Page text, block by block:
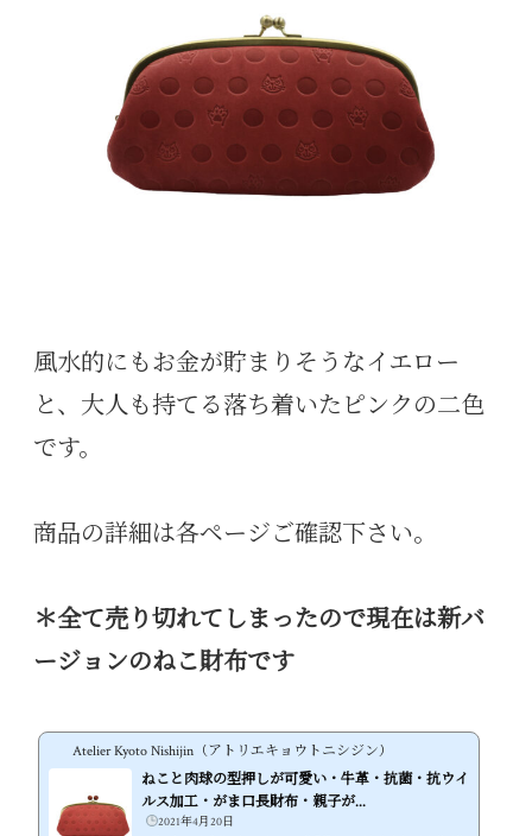
風水的にもお金が貯まりそうなイエロー
と、大人も持てる落ち着いたピンクの二色
です。
商品の詳細は各ページご確認下さい。
＊全て売り切れてしまったので現在は新バ
ージョンのねこ財布です
Atelier Kyoto Nishijin（アトリエキョウトニシジン）
ねこと肉球の型押しが可愛い・牛革・抗菌・抗ウイ
ルス加工・がま口長財布・親子が...
2021年4月20日